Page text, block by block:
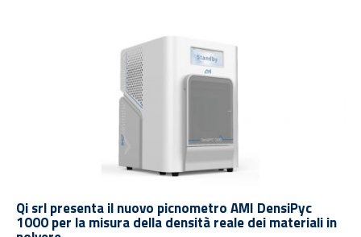
Qi srl presenta il nuovo picnometro AMI DensiPyc
1000 per la misura della densità reale dei materiali in